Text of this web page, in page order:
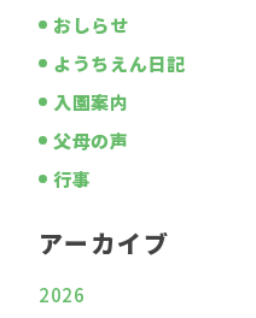
おしらせ
ようちえん日記
入園案内
父母の声
行事
アーカイブ
2026